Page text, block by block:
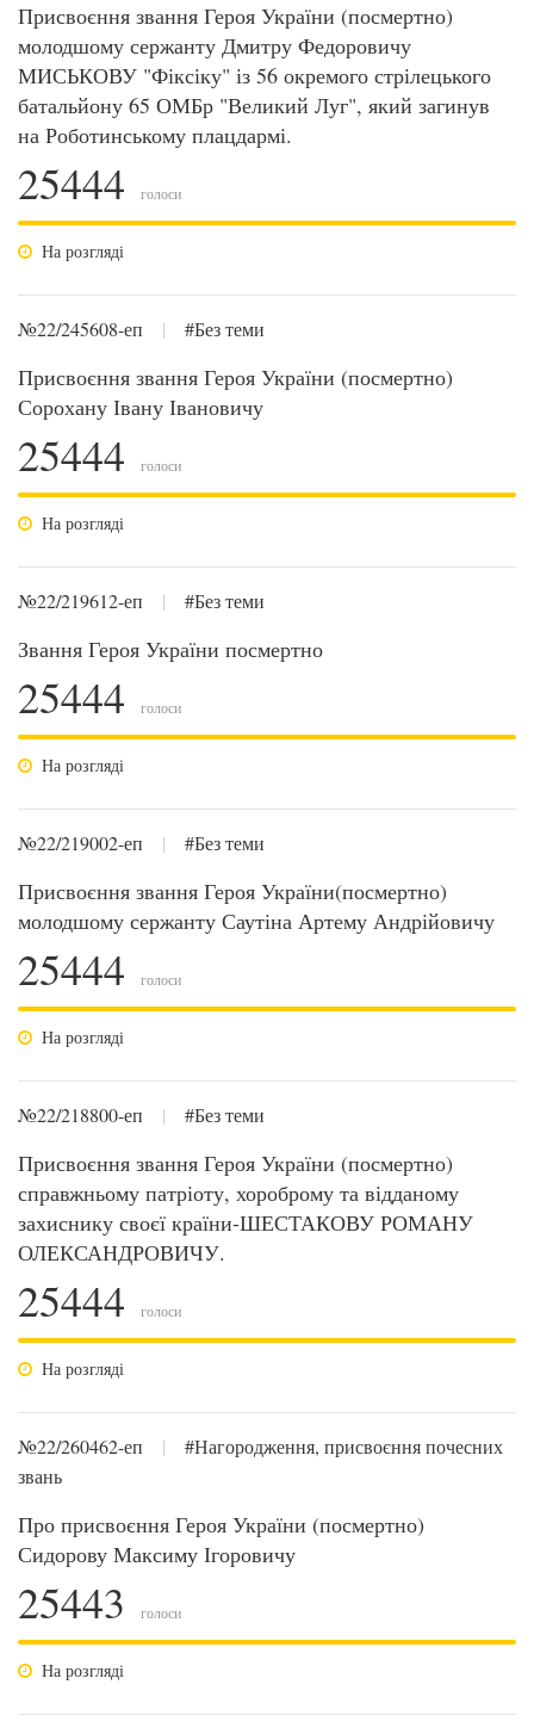
Присвоєння звання Героя України (посмертно)
молодшому сержанту Дмитру Федоровичу
МИСЬКОВУ "Фіксіку" із 56 окремого стрілецького
батальйону 65 ОМБр "Великий Луг", який загинув
на Роботинському плацдармі.
25444 голоси
На розгляді
№22/245608-еп | #Без теми
Присвоєння звання Героя України (посмертно)
Сорохану Івану Івановичу
25444 голоси
На розгляді
№22/219612-еп | #Без теми
Звання Героя України посмертно
25444 голоси
На розгляді
№22/219002-еп | #Без теми
Присвоєння звання Героя України(посмертно)
молодшому сержанту Саутіна Артему Андрійовичу
25444 голоси
На розгляді
№22/218800-еп | #Без теми
Присвоєння звання Героя України (посмертно)
справжньому патріоту, хороброму та відданому
захиснику своєї країни-ШЕСТАКОВУ РОМАНУ
ОЛЕКСАНДРОВИЧУ.
25444 голоси
На розгляді
№22/260462-еп |
#Нагородження, присвоєння почесних
звань
Про присвоєння Героя України (посмертно)
Сидорову Максиму Ігоровичу
25443 голоси
На розгляді